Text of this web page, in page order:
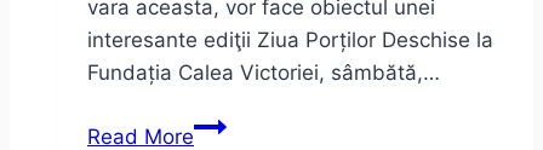
vara aceasta, vor face obiectul unei
interesante ediţii Ziua Porților Deschise la
Fundația Calea Victoriei, sâmbătă,…
Read MoreZiua